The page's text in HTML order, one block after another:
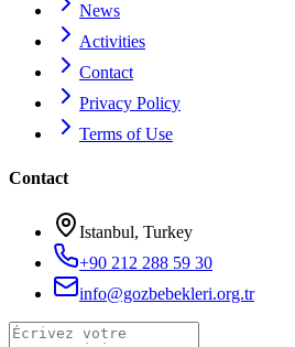
News
Activities
Contact
Privacy Policy
Terms of Use
Contact
Istanbul, Turkey
+90 212 288 59 30
info@gozbebekleri.org.tr